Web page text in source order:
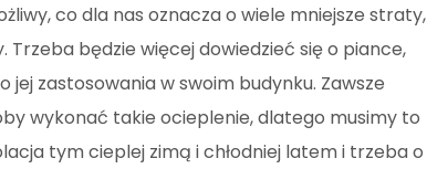
co dla nas oznacza o wiele mniejsze straty,
będzie więcej dowiedzieć się o piance,
zastosowania w swoim budynku. Zawsze
wykonać takie ocieplenie, dlatego musimy to
tym cieplej zimą i chłodniej latem i trzeba o